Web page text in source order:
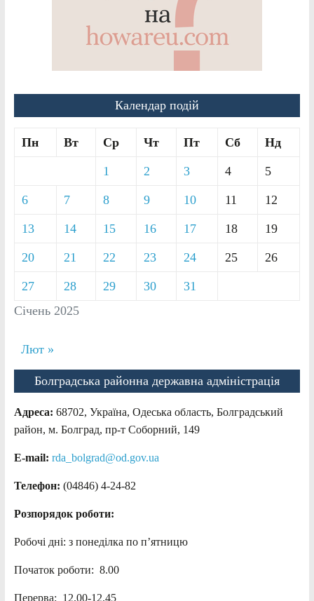
Календар подій
Січень 2025
Пн Вт Ср Чт Пт Сб Нд
1 2 3 4 5
6 7 8 9 10 11 12
13 14 15 16 17 18 19
20 21 22 23 24 25 26
27 28 29 30 31
Лют »
Болградська районна державна адміністрація
Адреса: 68702, Україна, Одеська область, Болградський
район, м. Болград, пр-т Соборний, 149
E-mail: rda_bolgrad@od.gov.ua
Телефон: (04846) 4-24-82
Розпорядок роботи:
Робочі дні: з понеділка по п’ятницю
Початок роботи: 8.00
Перерва: 12.00-12.45